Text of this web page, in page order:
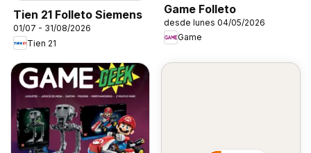
Tien 21 Folleto Siemens
01/07 - 31/08/2026
Tien 21
Game Folleto
desde lunes 04/05/2026
Game